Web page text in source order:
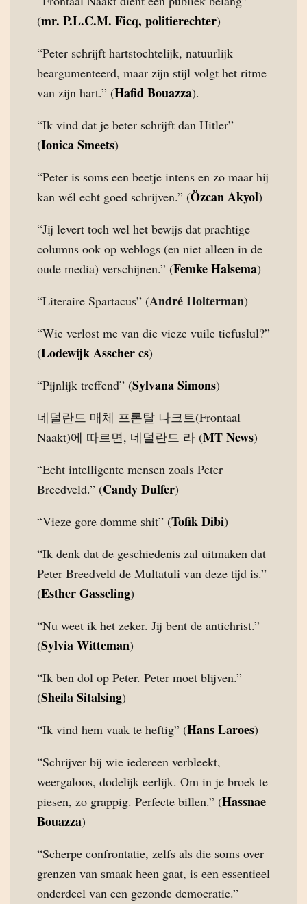
(mr. P.L.C.M. Ficq, politierechter)
“Peter schrijft hartstochtelijk, natuurlijk
beargumenteerd, maar zijn stijl volgt het ritme
van zijn hart.” (Hafid Bouazza).
“Ik vind dat je beter schrijft dan Hitler”
(Ionica Smeets)
“Peter is soms een beetje intens en zo maar hij
kan wél echt goed schrijven.” (Özcan Akyol)
“Jij levert toch wel het bewijs dat prachtige
columns ook op weblogs (en niet alleen in de
oude media) verschijnen.” (Femke Halsema)
“Literaire Spartacus” (André Holterman)
“Wie verlost me van die vieze vuile tiefuslul?”
(Lodewijk Asscher cs)
“Pijnlijk treffend” (Sylvana Simons)
네덜란드 매체 프론탈 나크트(Frontaal
Naakt)에 따르면, 네덜란드 라 (MT News)
“Echt intelligente mensen zoals Peter
Breedveld.” (Candy Dulfer)
“Vieze gore domme shit” (Tofik Dibi)
“Ik denk dat de geschiedenis zal uitmaken dat
Peter Breedveld de Multatuli van deze tijd is.”
(Esther Gasseling)
“Nu weet ik het zeker. Jij bent de antichrist.”
(Sylvia Witteman)
“Ik ben dol op Peter. Peter moet blijven.”
(Sheila Sitalsing)
“Ik vind hem vaak te heftig” (Hans Laroes)
“Schrijver bij wie iedereen verbleekt,
weergaloos, dodelijk eerlijk. Om in je broek te
piesen, zo grappig. Perfecte billen.” (Hassnae
Bouazza)
“Scherpe confrontatie, zelfs als die soms over
grenzen van smaak heen gaat, is een essentieel
onderdeel van een gezonde democratie.”